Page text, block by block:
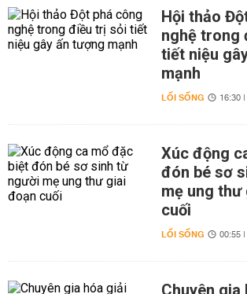
Hội thảo
nghệ trong
tiết niệu
mạnh
LỐI SỐNG 16:30
Xúc động
đón bé sơ
mẹ ung thư
cuối
LỐI SỐNG 00:55
Chuyên gia